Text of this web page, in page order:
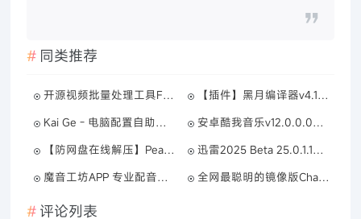
同类推荐
开源视频批量处理工具FFmpeg Batch AV Converter 3.2.6
【插件】黑月编译器v4.1.7.7
Kai Ge - 电脑配置自助装机V1.0
安卓酷我音乐v12.0.0.0高级版
【防网盘在线解压】Peazip 豌豆压缩 v9.2.0
迅雷2025 Beta 25.0.1.1032 绿色精简版
魔音工坊APP 专业配音工具已解锁超级SVIP
全网最聪明的镜像版ChatGPT
评论列表